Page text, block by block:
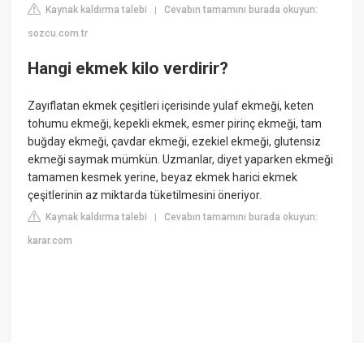
Kaynak kaldırma talebi |Cevabın tamamını burada okuyun:
sozcu.com.tr
Hangi ekmek kilo verdirir?
Zayıflatan ekmek çeşitleri içerisinde yulaf ekmeği, keten
tohumu ekmeği, kepekli ekmek, esmer pirinç ekmeği, tam
buğday ekmeği, çavdar ekmeği, ezekiel ekmeği, glutensiz
ekmeği saymak mümkün. Uzmanlar, diyet yaparken ekmeği
tamamen kesmek yerine, beyaz ekmek harici ekmek
çeşitlerinin az miktarda tüketilmesini öneriyor.
Kaynak kaldırma talebi |Cevabın tamamını burada okuyun:
karar.com